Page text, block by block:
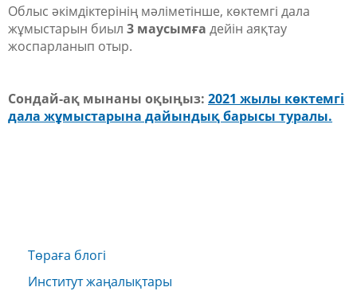
Облыс әкімдіктерінің мәліметінше, көктемгі дала
жұмыстарын биыл 3 маусымға дейін аяқтау
жоспарланып отыр.
Сондай-ақ мынаны оқыңыз: 2021 жылы көктемгі
дала жұмыстарына дайындық барысы туралы.
Төраға блогі
Институт жаңалықтары